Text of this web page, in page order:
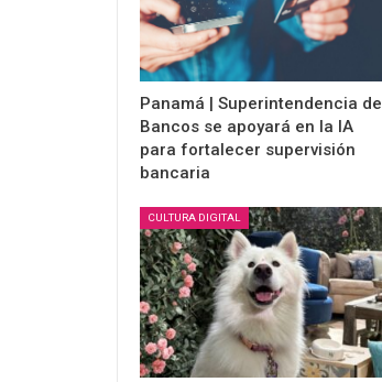
Panamá | Superintendencia de
Bancos se apoyará en la IA
para fortalecer supervisión
bancaria
CULTURA DIGITAL